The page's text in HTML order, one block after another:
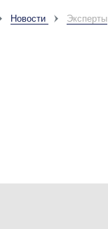
Новости Эксперты